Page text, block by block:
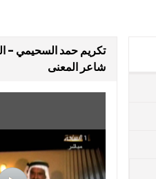
تكريم حمد السحيمي -
شاعر المعنى